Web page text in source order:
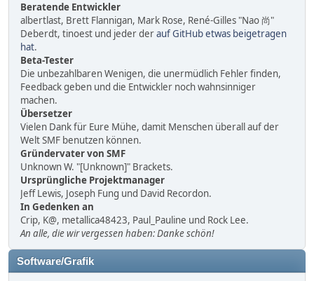
Beratende Entwickler
albertlast, Brett Flannigan, Mark Rose, René-Gilles "Nao 尚"
Deberdt, tinoest und jeder derauf GitHub etwas beigetragen
hat.
Beta-Tester
Die unbezahlbaren Wenigen, die unermüdlich Fehler finden,
Feedback geben und die Entwickler noch wahnsinniger
machen.
Übersetzer
Vielen Dank für Eure Mühe, damit Menschen überall auf der
Welt SMF benutzen können.
Gründervater von SMF
Unknown W. "[Unknown]" Brackets.
Ursprüngliche Projektmanager
Jeff Lewis, Joseph Fung und David Recordon.
In Gedenken an
Crip, K@, metallica48423, Paul_Pauline und Rock Lee.
An alle, die wir vergessen haben: Danke schön!
Software/Grafik